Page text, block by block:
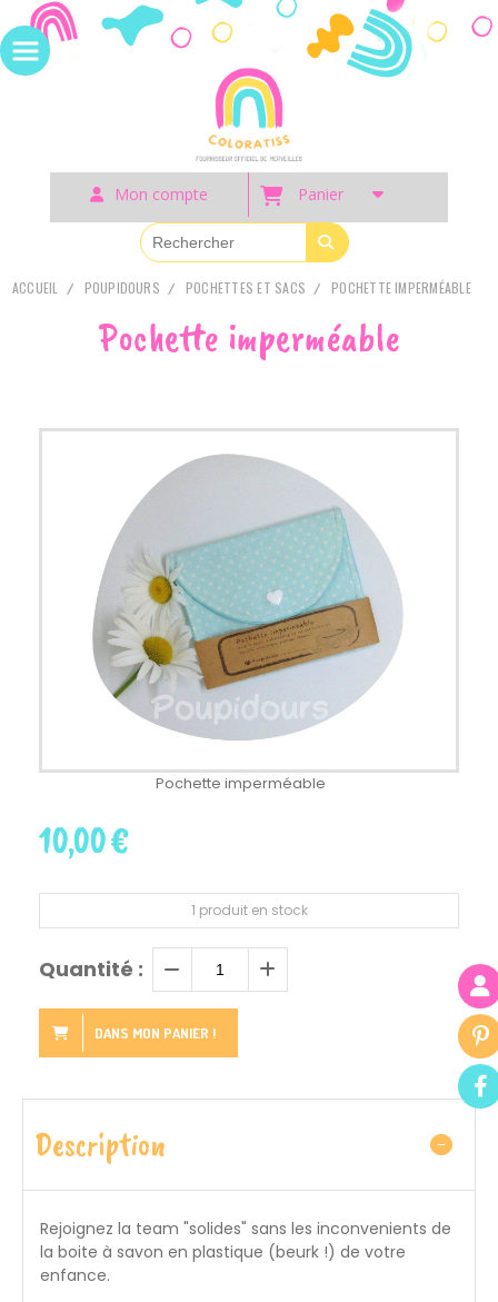
Mon compte Panier
ACCUEIL POUPIDOURS POCHETTES ET SACS POCHETTE IMPERMÉABLE
Pochette imperméable
Pochette imperméable
10,00€
1 produit en stock
Quantité :
DANS MON PANIER !
Description
Rejoignez la team "solides" sans les inconvenients de
la boite à savon en plastique (beurk !) de votre
enfance.
Panneau de gestion des cookies